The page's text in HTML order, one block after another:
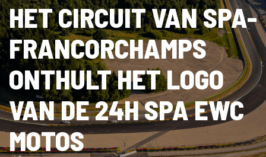
HET CIRCUIT VAN SPA-
FRANCORCHAMPS
ONTHULT HET LOGO
VAN DE 24H SPA EWC
MOTOS